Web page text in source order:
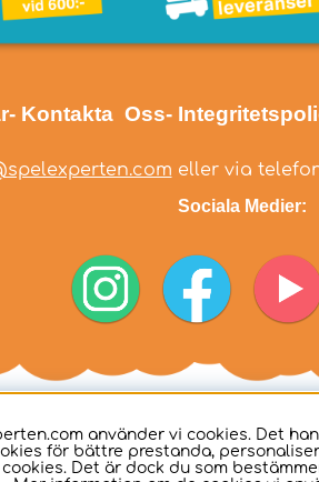
- Kontakta Oss-
eller via
Sociala Medier:
använder vi cookies. Det
för bättre prestanda,
Det är dock du som